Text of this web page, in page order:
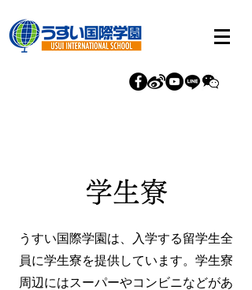
学生寮
うすい国際学園は、入学する留学生全
員に学生寮を提供しています。学生寮
周辺にはスーパーやコンビニなどがあ